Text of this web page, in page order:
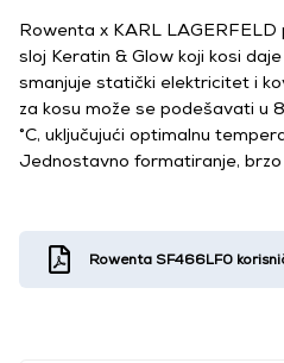
Rowenta x KARL LAGERFELD
sloj Keratin & Glow koji kosi
smanjuje statički elektricitet i
za kosu može se podešavati u
°C, uključujući optimalnu
Jednostavno formatiranje, brzo
Rowenta SF466LF0